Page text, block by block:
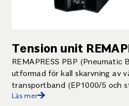
Tension unit
REMAPRESS PBP (Pneumatic
utformad för kall skarvning av
transportband (EP1000/5 och
220 V Inkl. bärbar kompressor
Läs mer